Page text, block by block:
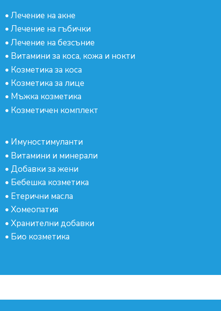
• Лечение на акне
• Лечение на гъбички
• Лечение на безсъние
• Витамини за коса, кожа и нокти
• Козметика за коса
• Козметика за лице
• Мъжка козметика
• Козметичен комплект
• Имуностимуланти
• Витамини и минерали
• Добавки за жени
• Бебешка козметика
• Етерични масла
• Хомеопатия
• Хранителни добавки
• Био козметика